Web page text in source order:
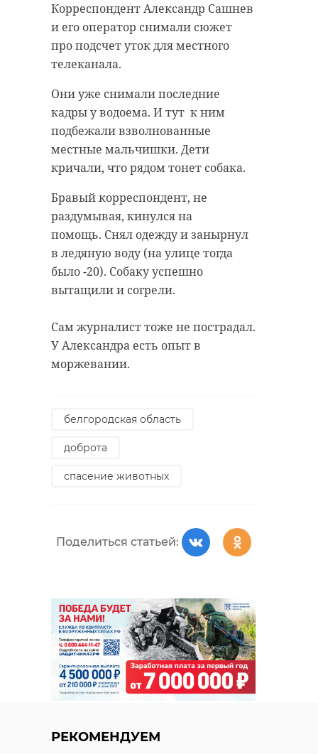
Корреспондент Александр Сашнев
и его оператор снимали сюжет
про подсчет уток для местного
телеканала.
Они уже снимали последние
кадры у водоема. И тут к ним
подбежали взволнованные
местные мальчишки. Дети
кричали, что рядом тонет собака.
Бравый корреспондент, не
раздумывая, кинулся на
помощь. Снял одежду и занырнул
в ледяную воду (на улице тогда
было -20). Собаку успешно
вытащили и согрели.
Сам журналист тоже не пострадал.
У Александра есть опыт в
моржевании.
белгородская область
доброта
спасение животных
Поделиться статьей:
РЕКОМЕНДУЕМ